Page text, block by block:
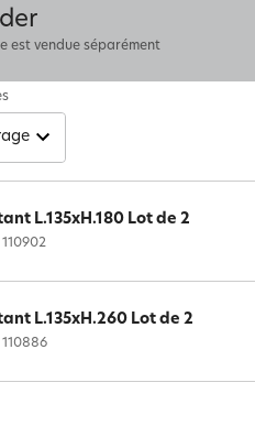
est vendue séparément
L.135xH.180 Lot de 2
110902
L.135xH.260 Lot de 2
110886